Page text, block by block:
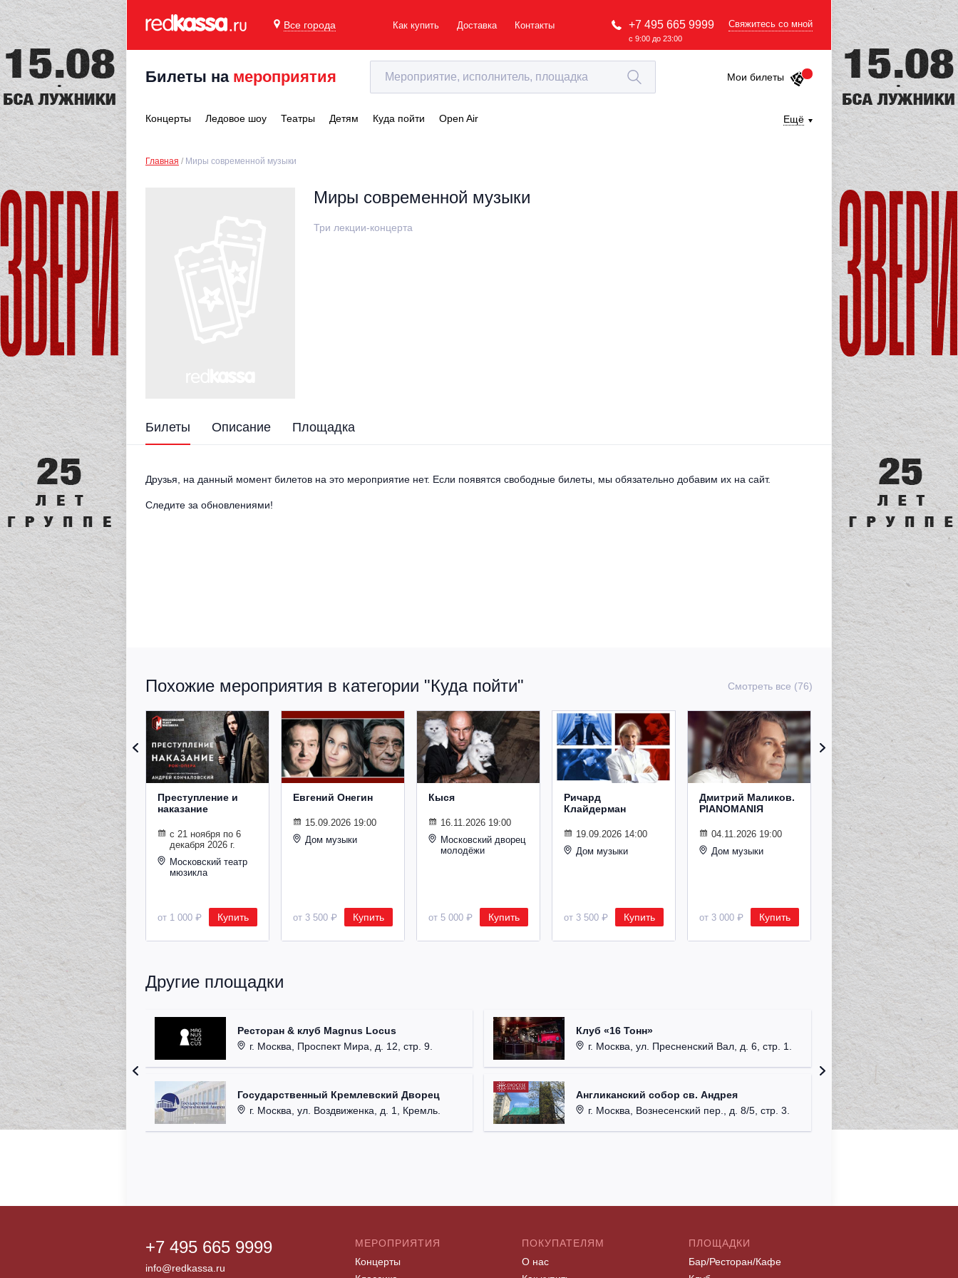
Все города Как купить Доставка Контакты +7 495 665 9999
с 9:00 до 23:00
Свяжитесь со мной
Билеты на мероприятия Мои билеты
Концерты Ледовое шоу Театры Детям Куда пойти Open Air Ещё
Главная Миры современной музыки
Миры современной музыки
Три лекции-концерта
Билеты Описание Площадка
Друзья, на данный момент билетов на это мероприятие нет. Если появятся свободные билеты, мы обязательно добавим их на сайт.
Следите за обновлениями!
Похожие мероприятия в категории "Куда пойти" Смотреть все (76)
Преступление и
наказание
с 21 ноября по 6
декабря 2026 г.
Московский театр
мюзикла
от 1 000 ₽ Купить
Евгений Онегин
15.09.2026 19:00
Дом музыки
от 3 500 ₽ Купить
Кыся
16.11.2026 19:00
Московский дворец
молодёжи
от 5 000 ₽ Купить
Ричард
Клайдерман
19.09.2026 14:00
Дом музыки
от 3 500 ₽ Купить
Дмитрий Маликов.
PIANOMANIЯ
04.11.2026 19:00
Дом музыки
от 3 000 ₽ Купить
Рождественский
концерт
Владимира
Спивакова
24.12.2026 19:00
Дом музыки
от 8 500 ₽ Купить
Другие площадки
Ресторан & клуб Magnus Locus
г. Москва, Проспект Мира, д. 12, стр. 9.
Государственный Кремлевский Дворец
г. Москва, ул. Воздвиженка, д. 1, Кремль.
Клуб «16 Тонн»
г. Москва, ул. Пресненский Вал, д. 6, стр. 1.
Англиканский собор св. Андрея
г. Москва, Вознесенский пер., д. 8/5, стр. 3.
Римско-
г.
Храм
г.
+7 495 665 9999
info@redkassa.ru
МЕРОПРИЯТИЯ
Концерты
ПОКУПАТЕЛЯМ
О нас
ПЛОЩАДКИ
Бар/Ресторан/Кафе